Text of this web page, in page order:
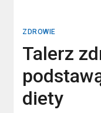
ZDROWIE
Talerz
diety